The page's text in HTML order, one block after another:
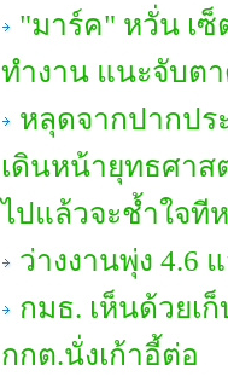
"มาร์ค" หวั่น เ
ทำงาน แนะจับต
หลุดจากปากปร
เดินหน้ายุทธศาส
ไปแล้วจะช้ำใจที
ว่างงานพุ่ง 4.6
กมธ. เห็นด้วยเ
กกต.นั่งเก้าอี้ต่อ